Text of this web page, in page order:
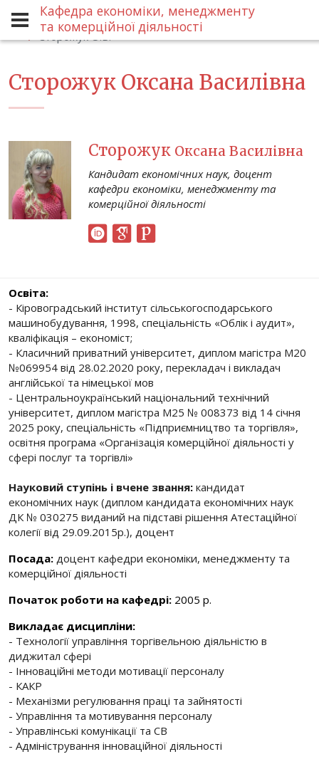
Кафедра економіки, менеджменту
та комерційної діяльності
Про кафедру
Склад кафедри
Сторожук О.В.
Сторожук Оксана Василівна
Сторожук Оксана Василівна
Кандидат економічних наук, доцент
кафедри економіки, менеджменту та
комерційної діяльності
Освіта:
- Кіровоградський інститут сільськогосподарського
машинобудування, 1998, спеціальність «Облік і аудит»,
кваліфікація – економіст;
- Класичний приватний університет, диплом магістра М20
№069954 від 28.02.2020 року, перекладач і викладач
англійської та німецької мов
- Центральноукраїнський національний технічний
університет, диплом магістра М25 № 008373 від 14 січня
2025 року, спеціальність «Підприємництво та торгівля»,
освітня програма «Організація комерційної діяльності у
сфері послуг та торгівлі»
Науковий ступінь і вчене звання: кандидат
економічних наук (диплом кандидата економічних наук
ДК № 030275 виданий на підставі рішення Атестаційної
колегії від 29.09.2015р.), доцент
Посада: доцент кафедри економіки, менеджменту та
комерційної діяльності
Початок роботи на кафедрі: 2005 р.
Викладає дисципліни:
- Технології управління торгівельною діяльністю в
диджитал сфері
- Інноваційні методи мотивації персоналу
- КАКР
- Механізми регулювання праці та зайнятості
- Управління та мотивування персоналу
- Управлінські комунікації та СВ
- ​Адміністрування інноваційної діяльності